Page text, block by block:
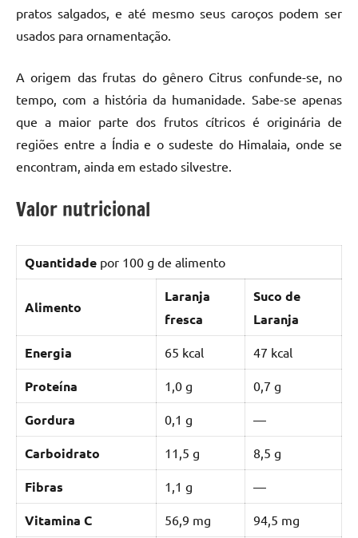
pratos salgados, e até mesmo seus caroços podem ser
usados para ornamentação.
A origem das frutas do gênero Citrus confunde-se, no
tempo, com a história da humanidade. Sabe-se apenas
que a maior parte dos frutos cítricos é originária de
regiões entre a Índia e o sudeste do Himalaia, onde se
encontram, ainda em estado silvestre.
Valor nutricional
Quantidadepor 100 g de alimento
Alimento
Laranja
fresca
Suco de
Laranja
Energia
65 kcal 47 kcal
Proteína 1,0 g 0,7 g
Gordura 0,1 g —
Carboidrato 11,5 g 8,5 g
Fibras 1,1 g —
Vitamina C 56,9 mg 94,5 mg